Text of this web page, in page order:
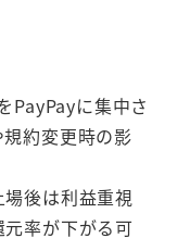
PayPayに集中さ
約変更時の影
場後は利益重視
率が下がる可